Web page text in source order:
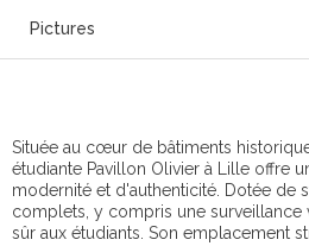
Pictures
Située au cœur de bâtiments
étudiante Pavillon Olivier à Lille offre
modernité et d'authenticité. Dotée de
complets, y compris une surveillance
sûr aux étudiants. Son emplacement